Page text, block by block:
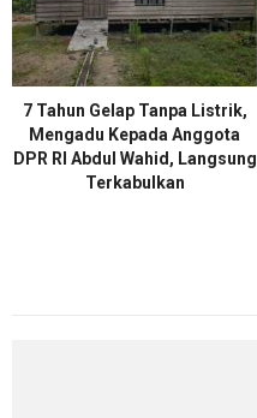
7 Tahun Gelap Tanpa Listrik,
Mengadu Kepada Anggota
DPR RI Abdul Wahid, Langsung
Terkabulkan